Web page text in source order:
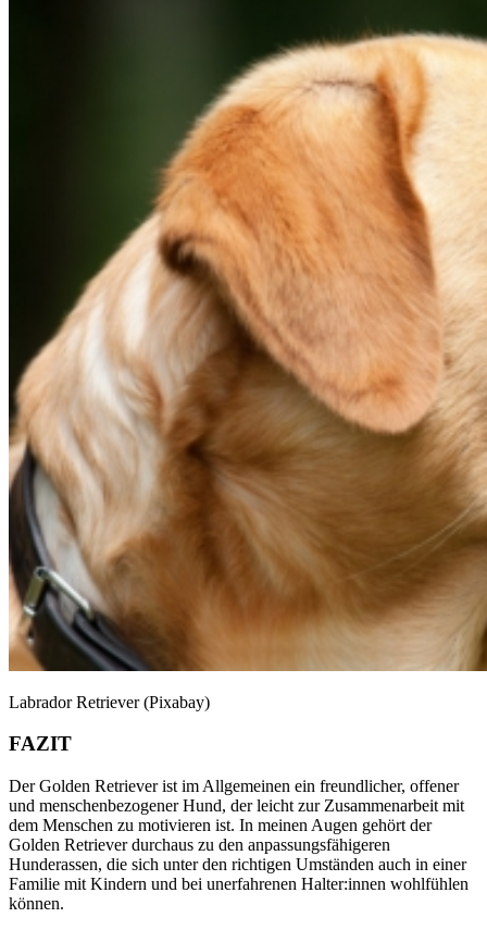
Labrador Retriever (Pixabay)
FAZIT
Der Golden Retriever ist im Allgemeinen ein freundlicher, offener
und menschenbezogener Hund, der leicht zur Zusammenarbeit mit
dem Menschen zu motivieren ist. In meinen Augen gehört der
Golden Retriever durchaus zu den anpassungsfähigeren
Hunderassen, die sich unter den richtigen Umständen auch in einer
Familie mit Kindern und bei unerfahrenen Halter:innen wohlfühlen
können.